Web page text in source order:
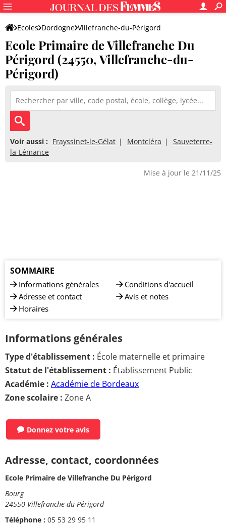
Ecoles Dordogne Villefranche-du-Périgord
Ecole Primaire de Villefranche Du Périgord
Ecole Primaire de Villefranche Du
Périgord (24550, Villefranche-du-
Périgord)
Voir aussi : Frayssinet-le-Gélat Montcléra
Sauveterre-
la-Lémance
Mise à jour le 21/11/25
SOMMAIRE
Informations générales
Adresse et contact
Horaires
Conditions d'accueil
Avis et notes
Informations générales
Type d'établissement : École maternelle et primaire
Statut de l'établissement : Établissement Public
Académie : Académie de Bordeaux
Zone scolaire : Zone A
Donnez votre avis
Adresse, contact, coordonnées
Ecole Primaire de Villefranche Du Périgord
Bourg
24550 Villefranche-du-Périgord
Téléphone : 05 53 29 95 11